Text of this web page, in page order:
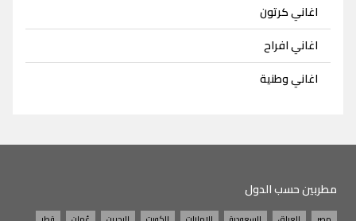
اغاني كرتون
اغاني افراح
اغاني وطنية
مطربين حسب الدول